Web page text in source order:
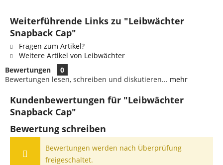
Weiterführende Links zu "Leibwächter
Snapback Cap"
Fragen zum Artikel?
Weitere Artikel von Leibwächter
Bewertungen
0
Bewertungen lesen, schreiben und diskutieren... mehr
Kundenbewertungen für "Leibwächter
Snapback Cap"
Bewertung schreiben
Bewertungen werden nach Überprüfung
freigeschaltet.